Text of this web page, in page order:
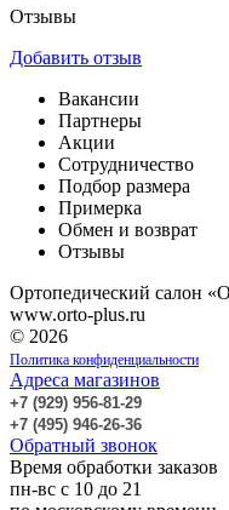
Отзывы
Добавить отзыв
Вакансии
Партнеры
Акции
Сотрудничество
Подбор размера
Примерка
Обмен и возврат
Отзывы
Ортопедический салон
www.orto-plus.ru
© 2026
Политика конфиденциальности
Адреса магазинов
+7 (929) 956-81-29
+7 (495) 946-26-36
Обратный звонок
Время обработки заказов
пн-вс с 10 до 21